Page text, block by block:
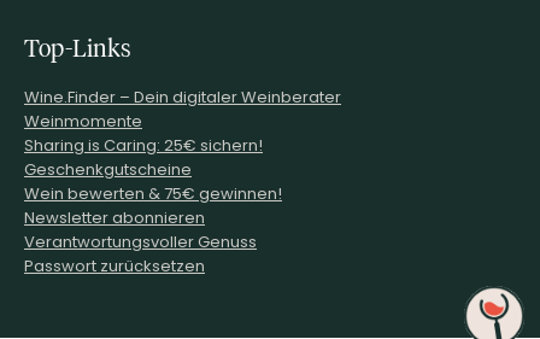
Top-Links
Wine.Finder – Dein digitaler Weinberater
Weinmomente
Sharing is Caring: 25€ sichern!
Geschenkgutscheine
Wein bewerten & 75€ gewinnen!
Newsletter abonnieren
Verantwortungsvoller Genuss
Passwort zurücksetzen